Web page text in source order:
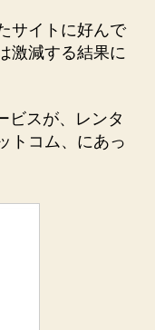
サイトに好んで
激減する結果に
ビスが、レンタ
トコム、にあっ